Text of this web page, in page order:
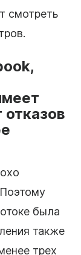
смотреть
была
также
трех